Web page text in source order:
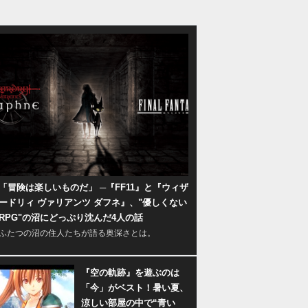
冒険は楽しいものだ」 ─『FF11』と『ウィザ
ドリィ ヴァリアンツ ダフネ』、"優しくない
の沼にどっぷり沈んだ4人の話
たつの沼の住人たちが語る奥深さとは。
『空の軌跡』を遊ぶのは
「今」がベスト！暑い夏、
涼しい部屋の中で“青い